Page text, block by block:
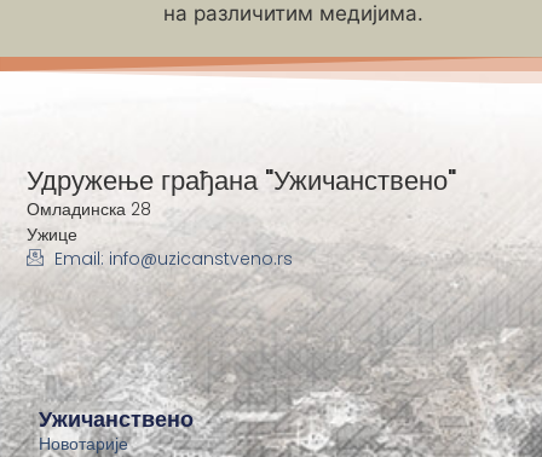
на различитим медијима.
Ужичанствено
Новотарије
Удружење грађана "Ужичанствено"
Омладинска 28
Ужице
Email: info@uzicanstveno.rs